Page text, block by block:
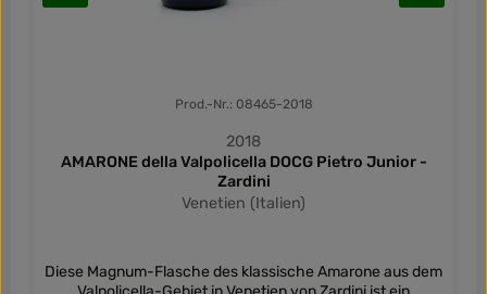
Prod.-Nr.: 08465-2018
2018
AMARONE della Valpolicella DOCG Pietro Junior -
Zardini
Venetien (Italien)
Diese Magnum-Flasche des klassische Amarone aus dem